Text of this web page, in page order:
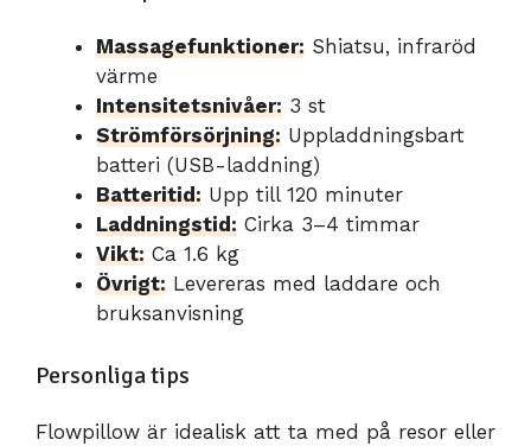
Massagefunktioner: Shiatsu, infraröd
värme
Intensitetsnivåer: 3 st
Strömförsörjning: Uppladdningsbart
batteri (USB-laddning)
Batteritid: Upp till 120 minuter
Laddningstid: Cirka 3–4 timmar
Vikt: Ca 1.6 kg
Övrigt: Levereras med laddare och
bruksanvisning
Personliga tips
Flowpillow är idealisk att ta med på resor eller